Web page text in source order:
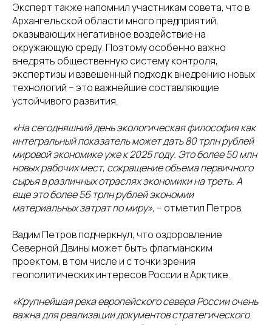
Эксперт также напомнил участникам совета, что в
Архангельской области много предприятий,
оказывающих негативное воздействие на
окружающую среду. Поэтому особенно важно
внедрять общественную систему контроля,
экспертизы и взвешенный подход к внедрению новых
технологий – это важнейшие составляющие
устойчивого развития.
«На сегодняшний день экологическая философия как
интегральный показатель может дать 80 трлн рублей
мировой экономике уже к 2025 году. Это более 50 млн
новых рабочих мест, сокращение объема первичного
сырья в различных отраслях экономики на треть. А
еще это более 56 трлн рублей экономии
материальных затрат по миру», – отметил Петров.
Вадим Петров подчеркнул, что оздоровление
Северной Двины может быть флагманским
проектом, в том числе и с точки зрения
геополитических интересов России в Арктике.
«Крупнейшая река европейского севера России очень
важна для реализации документов стратегического